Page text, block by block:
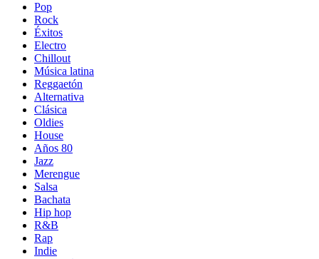
Pop
Rock
Éxitos
Electro
Chillout
Música latina
Reggaetón
Alternativa
Clásica
Oldies
House
Años 80
Jazz
Merengue
Salsa
Bachata
Hip hop
R&B
Rap
Indie